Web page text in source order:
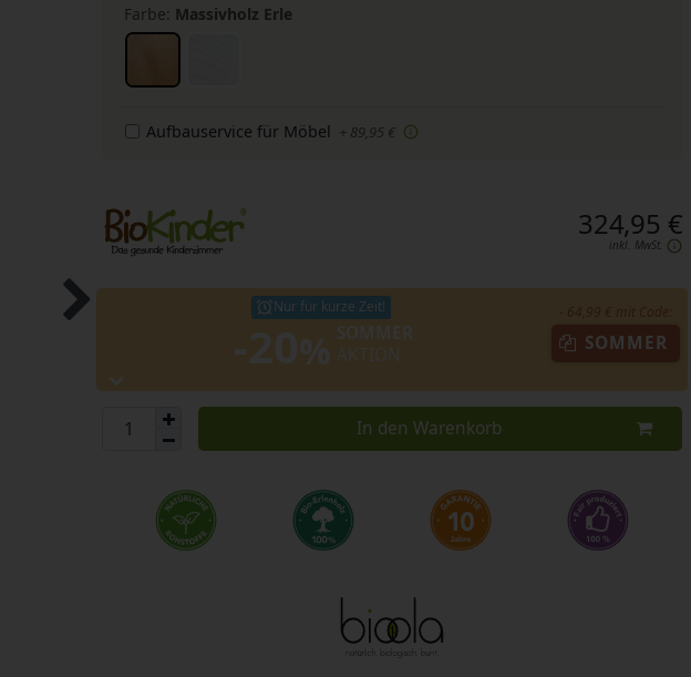
Farbe: Massivholz Erle
Aufbauservice für Möbel + 89,95 €
324,95 €
inkl. MwSt.
Nur für kurze Zeit!
SOMMER
In den Warenkorb